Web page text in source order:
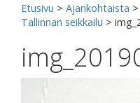
Etusivu > Ajankohtaista >
Tallinnan seikkailu >